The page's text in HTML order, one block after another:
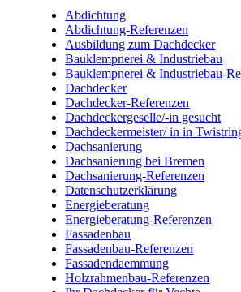
Abdichtung
Abdichtung-Referenzen
Ausbildung zum Dachdecker
Bauklempnerei & Industriebau
Bauklempnerei & Industriebau-
Dachdecker
Dachdecker-Referenzen
Dachdeckergeselle/-in gesucht
Dachdeckermeister/ in in
Dachsanierung
Dachsanierung bei Bremen
Dachsanierung-Referenzen
Datenschutzerklärung
Energieberatung
Energieberatung-Referenzen
Fassadenbau
Fassadenbau-Referenzen
Fassadendaemmung
Holzrahmenbau-Referenzen